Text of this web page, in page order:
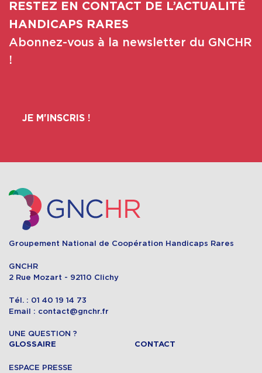
RESTEZ EN CONTACT DE L’ACTUALITÉ
HANDICAPS RARES
Abonnez-vous à la newsletter du GNCHR
!
JE M'INSCRIS !
Groupement National de Coopération Handicaps Rares
GNCHR
2 Rue Mozart - 92110 Clichy
Tél. : 01 40 19 14 73
Email : contact@gnchr.fr
UNE QUESTION ?
GLOSSAIRE CONTACT
ESPACE PRESSE